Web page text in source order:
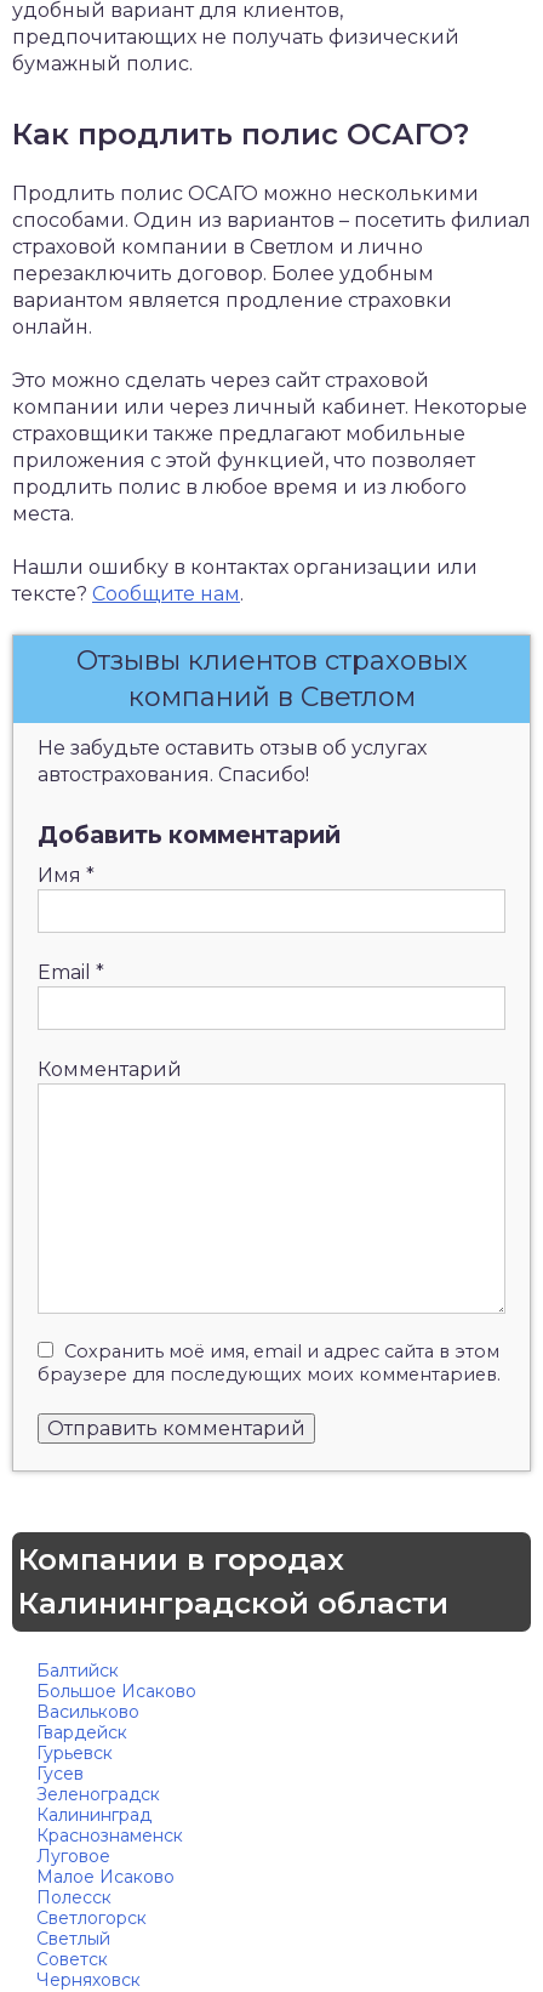
удобный вариант для клиентов,
предпочитающих не получать физический
бумажный полис.
Как продлить полис ОСАГО?
Продлить полис ОСАГО можно несколькими
способами. Один из вариантов – посетить филиал
страховой компании в Светлом и лично
перезаключить договор. Более удобным
вариантом является продление страховки
онлайн.
Это можно сделать через сайт страховой
компании или через личный кабинет. Некоторые
страховщики также предлагают мобильные
приложения с этой функцией, что позволяет
продлить полис в любое время и из любого
места.
Нашли ошибку в контактах организации или
тексте? Сообщите нам.
Отзывы клиентов страховых
компаний в Светлом
Не забудьте оставить отзыв об услугах
автострахования. Спасибо!
Добавить комментарий
Имя *
Email *
Комментарий
Сохранить моё имя, email и адрес сайта в этом
браузере для последующих моих комментариев.
Компании в городах
Калининградской области
Балтийск
Большое Исаково
Васильково
Гвардейск
Гурьевск
Гусев
Зеленоградск
Калининград
Краснознаменск
Луговое
Малое Исаково
Полесск
Светлогорск
Светлый
Советск
Черняховск